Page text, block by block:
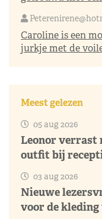
Caroline is een
jurkje met de
Meest gelezen
05 aug 2026
Leonor verrast
outfit bij
03 aug 2026
Nieuwe
voor de kleding